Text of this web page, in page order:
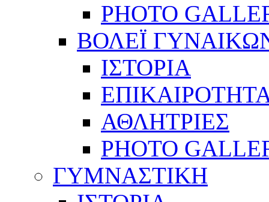
PHOTO
ΒΟΛΕΪ
ΙΣΤΟΡΙΑ
ΑΘΛΗΤΡΙΕΣ
PHOTO
ΓΥΜΝΑΣΤΙΚΗ